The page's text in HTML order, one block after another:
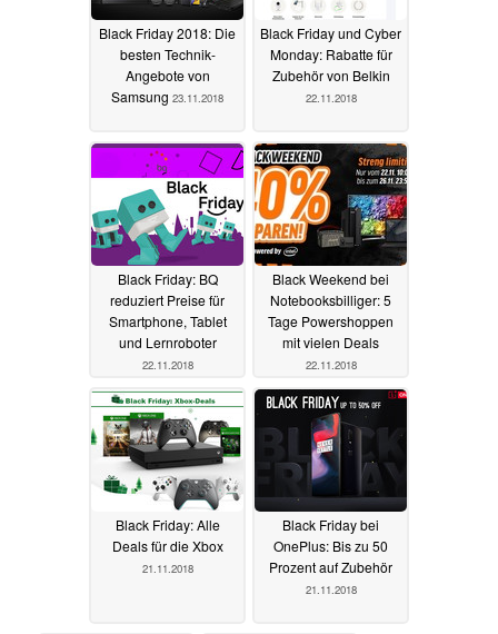
Black Friday 2018: Die
besten Technik-
Angebote von
Samsung 23.11.2018
Black Friday und Cyber
Monday: Rabatte für
Zubehör von Belkin
22.11.2018
Black Friday: BQ
reduziert Preise für
Smartphone, Tablet
und Lernroboter
22.11.2018
Black Weekend bei
Notebooksbilliger: 5
Tage Powershoppen
mit vielen Deals
22.11.2018
Black Friday: Alle
Deals für die Xbox
21.11.2018
Black Friday bei
OnePlus: Bis zu 50
Prozent auf Zubehör
21.11.2018